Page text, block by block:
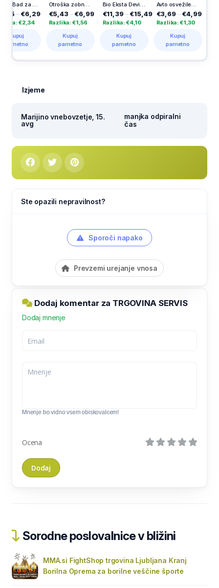
Krema Bad za pritrditev zobne proteze, 47g
€6,29
Otroška zobna pasta Junior od 6. do 12. leta, 75 ml
€5,43–€6,99
Razlika: €1,56
pametno
Bio Eksta Deviško Oljčno Olje Gea 0,5 L
€11,39–€15,49
Razlika: €4,10
pametno
Avto osvežilec Air Splah, vanilija, PowerAir
€3,69–€4,99
Razlika: €1,30
pametno
€2,59
Razlika:
Izjeme
Marijino vnebovzetje, 15.
avg
manjka odpiralni
čas
Ste opazili nepravilnost?
Sporoči napako
Prevzemi urejanje vnosa
Dodaj komentar za TRGOVINA SERVIS
Dodaj mnenje
Mnenje bo vidno vsem obiskovalcem!
Ocena
Sorodne poslovalnice v bližini
MMA.si FightShop trgovina Ljubljana Kranj
Borilna Oprema za borilne veščine športe